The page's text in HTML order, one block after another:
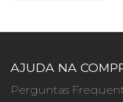
AJUDA NA
Perguntas